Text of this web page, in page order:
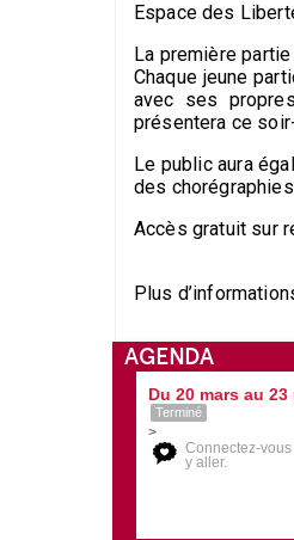
Espace des
La première
Chaque jeune
avec ses
présentera ce
Le public aura
des
Accès gratuit sur
Plus
AGENDA
Du 20 mars au 23
Terminé
>
Connectez-
y aller.